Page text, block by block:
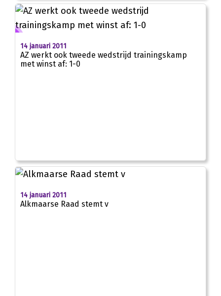
14 januari 2011
AZ werkt ook tweede wedstrijd trainingskamp
met winst af: 1-0
14 januari 2011
Alkmaarse Raad stemt v